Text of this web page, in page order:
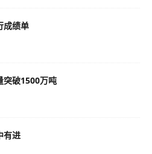
成绩单
突破1500万吨
有进